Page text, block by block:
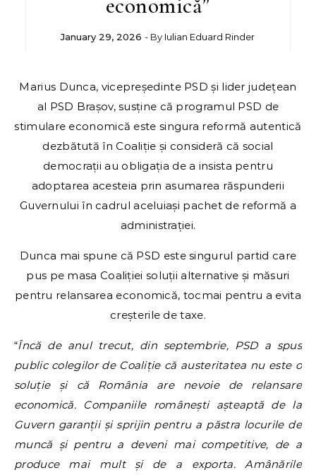
January 29, 2026 - By Iulian Eduard Rinder
Marius Dunca, vicepreședinte PSD și lider județean
al PSD Brașov, susține că programul PSD de
stimulare economică este singura reformă autentică
dezbătută în Coaliție și consideră că social
democrații au obligația de a insista pentru
adoptarea acesteia prin asumarea răspunderii
Guvernului în cadrul aceluiași pachet de reformă a
administrației.
Dunca mai spune că PSD este singurul partid care
pus pe masa Coaliției soluții alternative și măsuri
pentru relansarea economică, tocmai pentru a evita
creșterile de taxe.
“Încă de anul trecut, din septembrie, PSD a spus
public colegilor de Coaliție că austeritatea nu este o
soluție și că România are nevoie de relansare
economică. Companiile românești așteaptă de la
Guvern garanții și sprijin pentru a păstra locurile de
muncă și pentru a deveni mai competitive, de a
produce mai mult și de a exporta. Amânările